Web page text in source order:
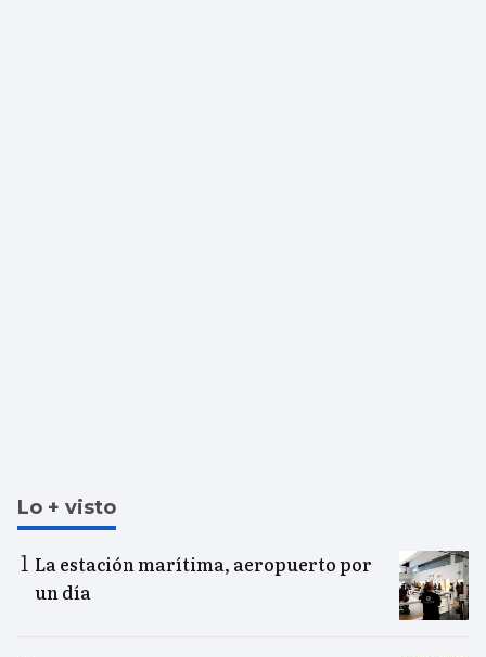
Lo + visto
La estación marítima, aeropuerto por
un día